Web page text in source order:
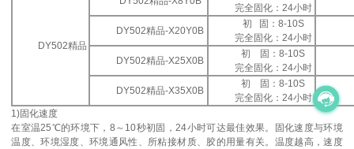
DY502精品
完全固化：24小时
DY502精品-X20Y0B
初 固：8-10S
完全固化：24小时
DY502精品-X25X0B
初 固：8-10S
完全固化：24小时
DY502精品-X35X0B
初 固：8-10S
完全固化：24小时
1)固化速度
在室温25℃的环境下，8～10秒初固，24小时可达最佳效果。固化速度与环境
温度、环境湿度、环境通风性、所粘接材质、胶的用量有关。温度越高，速度